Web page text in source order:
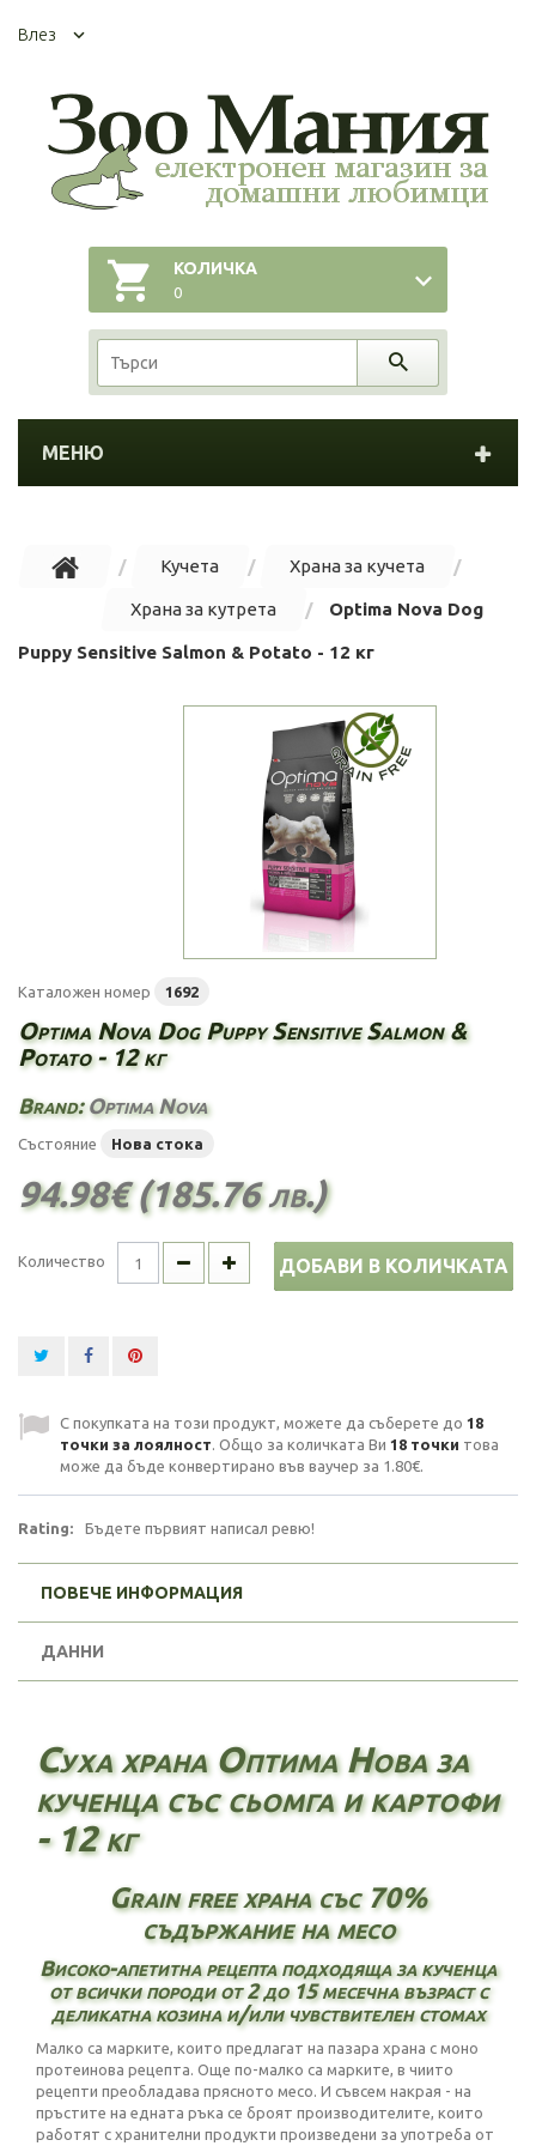
Влез
КОЛИЧКА
0
МЕНЮ
Кучета Храна за кучета
Храна за кутрета Optima Nova Dog
Puppy Sensitive Salmon & Potato - 12 кг
Каталожен номер 1692
Optima Nova Dog Puppy Sensitive Salmon &
Potato - 12 кг
Brand:Optima Nova
Състояние Нова стока
94.98€ (185.76 лв.)
Количество ДОБАВИ В КОЛИЧКАТА
С покупката на този продукт, можете да съберете до 18
точки за лоялност. Общо за количката Ви 18 точки това
може да бъде конвертирано във ваучер за 1.80€.
Rating: Бъдете първият написал ревю!
ПОВЕЧЕ ИНФОРМАЦИЯ
ДАННИ
Суха храна Оптима Нова за
кученца със сьомга и картофи
- 12 кг
Grain free храна със 70%
съдържание на месо
Високо-апетитна рецепта подходяща за кученца
от всички породи от 2 до 15 месечна възраст с
деликатна козина и/или чувствителен стомах
Малко са марките, които предлагат на пазара храна с моно
протеинова рецепта. Още по-малко са марките, в чиито
рецепти преобладава прясното месо. И съвсем накрая - на
пръстите на едната ръка се броят производителите, които
работят с хранителни продукти произведени за употреба от